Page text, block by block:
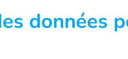
données